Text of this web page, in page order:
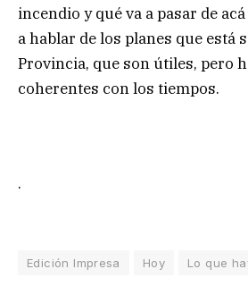
incendio y qué va a pasar de
a hablar de los planes que está
Provincia, que son útiles, pero
coherentes con los tiempos.
.
Edición Impresa Hoy Lo que